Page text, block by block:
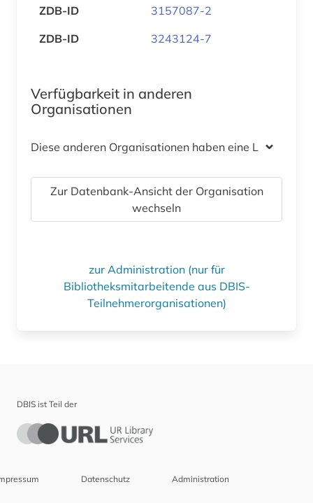
ZDB-ID
3157087-2
ZDB-ID
3243124-7
Verfügbarkeit in anderen
Organisationen
Diese anderen Organisationen haben eine Lizenz
Zur Datenbank-Ansicht der Organisation
wechseln
zur Administration (nur für
Bibliotheksmitarbeitende aus DBIS-
Teilnehmerorganisationen)
DBIS ist Teil der
Datenschutz Administration